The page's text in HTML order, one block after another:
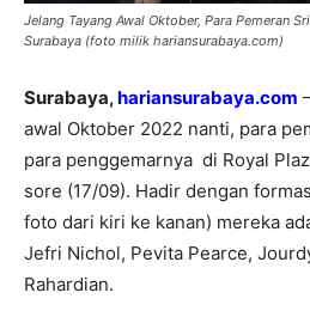
Jelang Tayang Awal Oktober, Para Pemeran
Surabaya (foto milik hariansurabaya.com)
Surabaya,hariansurabaya.com
awal Oktober 2022 nanti, para
para penggemarnya di Royal
sore (17/09). Hadir dengan
foto dari kiri ke kanan) mereka
Jefri Nichol, Pevita Pearce,
Rahardian.